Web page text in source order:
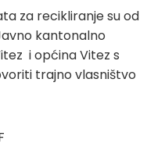
za recikliranje su od
kantonalno
i općina Vitez s
trajno vlasništvo